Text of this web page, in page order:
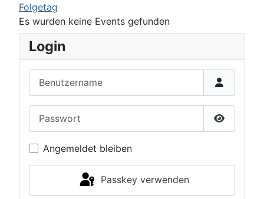
Folgetag
Es wurden keine Events gefunden
Login
Passwort
Angemeldet bleiben
Passkey verwenden